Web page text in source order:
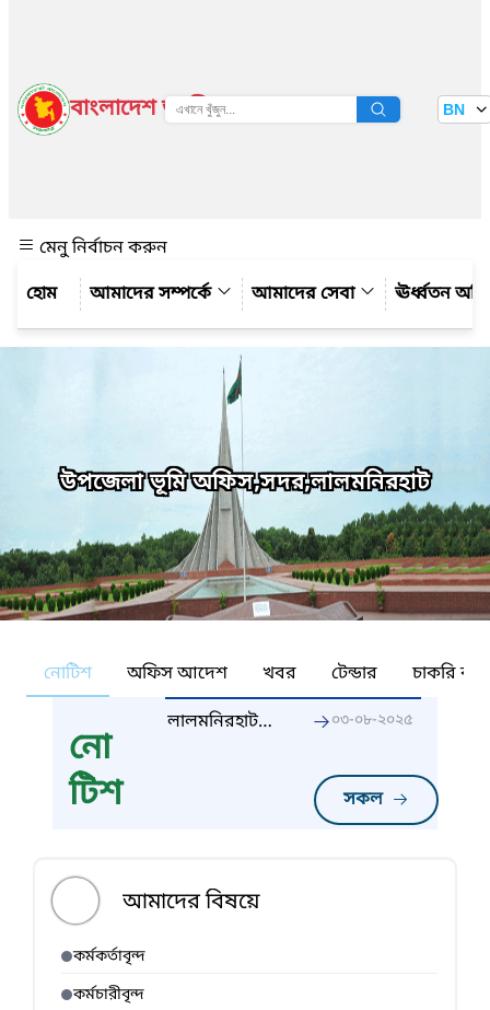
বাংলাদেশ জাতীয় তথ্য বাতায়ন BN
মেনু নির্বাচন করুন
আমাদের সম্পর্কে
আমাদের সেবা ঊর্ধ্বতন
উপজেলা ভূমি অফিস,সদর,লালমনিরহাট
নোটিশ অফিস আদেশ খবর টেন্ডার চাকরি
নো
টিশ
সকল
লালমনিরহাট
০৩-০৮-২০২৫
আমাদের বিষয়ে
কর্মকর্তাবৃন্দ
কর্মচারীবৃন্দ